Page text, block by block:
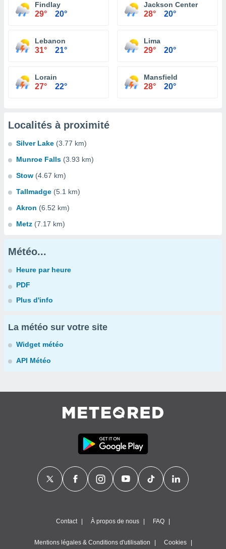
Findlay
29° 20°
Jackson Center
28° 20°
Lebanon
31° 21°
Lima
29° 20°
Lorain
27° 22°
Mansfield
28° 20°
Localités à proximité
Silver Lake (3.77 km)
Munroe Falls (3.93 km)
Stow (4.67 km)
Tallmadge (5.1 km)
Akron (6.52 km)
Metz (7.17 km)
Météo...
Heure par heure
PDF
Plus d'info
La météo sur votre site
Widget météo
API Météo
Contact À propos de nous FAQ
Mentions légales & Conditions d'utilisation Cookies